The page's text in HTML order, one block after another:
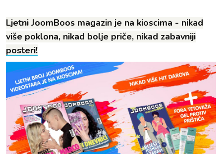
Ljetni JoomBoos magazin je na kioscima - nikad
više poklona, nikad bolje priče, nikad zabavniji
posteri!